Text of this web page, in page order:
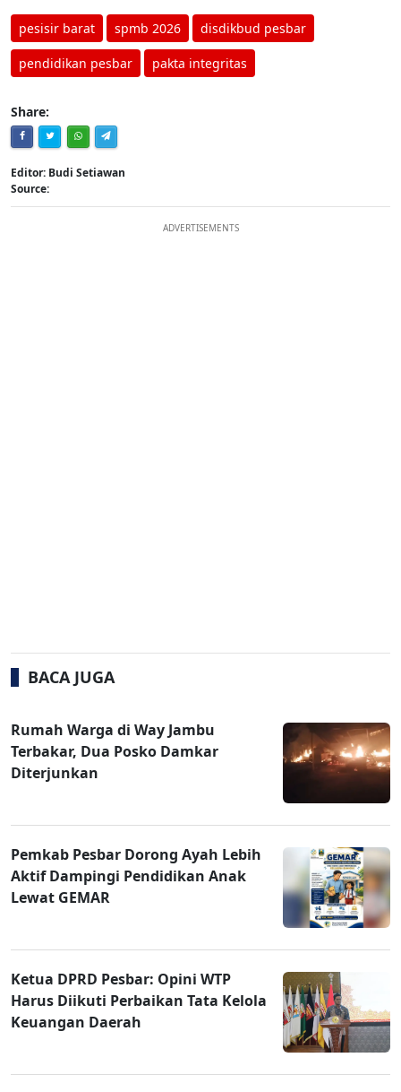
pesisir barat spmb 2026 disdikbud pesbar
pendidikan pesbar pakta integritas
Share:
Editor: Budi Setiawan
Source:
ADVERTISEMENTS
BACA JUGA
Rumah Warga di Way Jambu
Terbakar, Dua Posko Damkar
Diterjunkan
Pemkab Pesbar Dorong Ayah Lebih
Aktif Dampingi Pendidikan Anak
Lewat GEMAR
Ketua DPRD Pesbar: Opini WTP
Harus Diikuti Perbaikan Tata Kelola
Keuangan Daerah